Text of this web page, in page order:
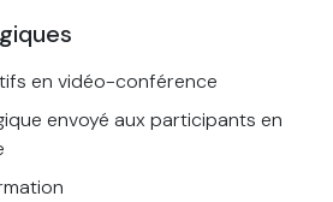
en vidéo-conférence
envoyé aux participants en